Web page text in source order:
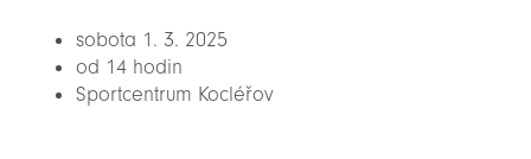
sobota 1. 3. 2025
od 14 hodin
Sportcentrum Kocléřov